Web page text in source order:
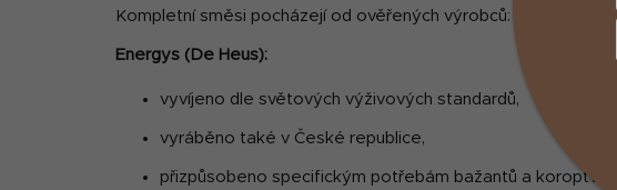
Kompletní směsi pocházejí od ověřených výrobců:
Energys (De Heus):
vyvíjeno dle světových výživových standardů,
vyráběno také v České republice,
přizpůsobeno specifickým potřebám bažantů a koroptví.